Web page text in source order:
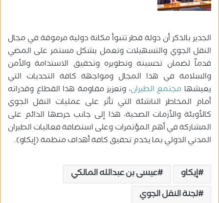
الجدير بالذكر أن دولة قطر تتبوأ مكانة دولية مرموقة في مجال
النقل الجوي والتسهيلات وتعمل بشكل مستمر على المضي
قدماً لضمان تحسينه وتطويره وتحقيق الاستدامة والأمن
والسلامة في هذا المجال ومواجهة كافة التحديات التي
يعيشها مجتمع الطيران، وتعزيز مقاومة هذا القطاع وقدراته
أمام المخاطر الناشئة التي تأثر على عمليات النقل الجوي
كالأوبئة والأزمات الصحية، هذا إلى جانب حرصها الدائم على
المشاركة في أهم المؤتمرات وعلى استضافة فعاليات الطيران
المدني الدولي بما يخدم تحقيق كافة أهداف منظمة (إيكاو).
إيكاو
عيسى بن عبدالله المالكي
لجنة النقل الجوي